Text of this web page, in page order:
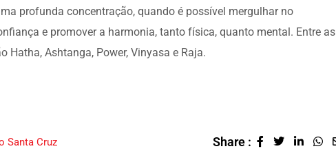
profunda concentração, quando é possível mergulhar no
e promover a harmonia, tanto física, quanto mental. Entre as
Hatha, Ashtanga, Power, Vinyasa e Raja.
Santa Cruz Share :